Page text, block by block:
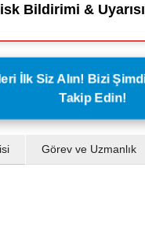
Bildirimi & Uyarısı
İlk Siz Alın! Bizi
Takip Edin!
Görev ve Uzmanlık